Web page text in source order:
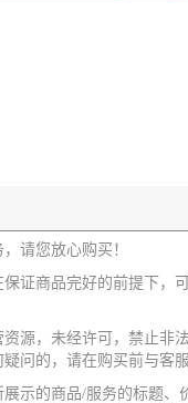
请您放心购买！
证商品完好的前提下，
源，未经许可，禁止非
问的，请在购买前与客服
示的商品/服务的标题、